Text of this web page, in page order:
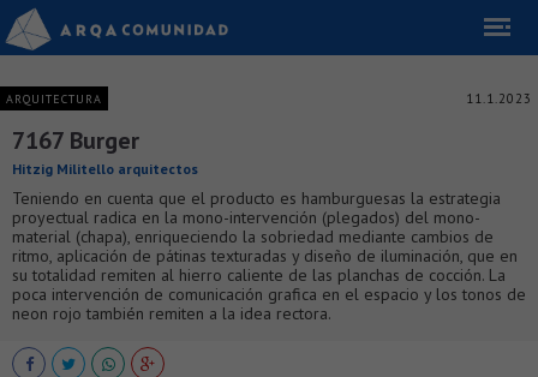
ARQUITECTURA 11.1.2023
7167 Burger
Hitzig Militello arquitectos
Teniendo en cuenta que el producto es hamburguesas la estrategia
proyectual radica en la mono-intervención (plegados) del mono-
material (chapa), enriqueciendo la sobriedad mediante cambios de
ritmo, aplicación de pátinas texturadas y diseño de iluminación, que en
su totalidad remiten al hierro caliente de las planchas de cocción. La
poca intervención de comunicación grafica en el espacio y los tonos de
neon rojo también remiten a la idea rectora.